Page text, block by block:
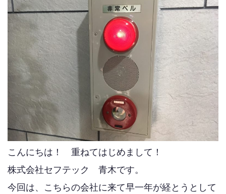
こんにちは！ 重ねてはじめまして！
株式会社セフテック 青木です。
今回は、こちらの会社に来て早一年が経とうとして